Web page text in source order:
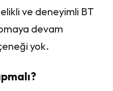
ve deneyimli BT
devam
yok.